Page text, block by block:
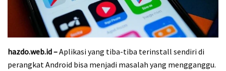
hazdo.web.id –Aplikasi yang tiba-tiba terinstall sendiri di
perangkat Android bisa menjadi masalah yang mengganggu.